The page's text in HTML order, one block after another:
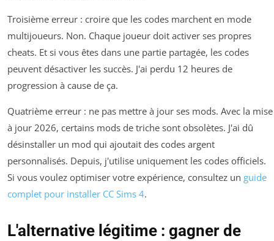
Troisième erreur : croire que les codes marchent en mode
multijoueurs. Non. Chaque joueur doit activer ses propres
cheats. Et si vous êtes dans une partie partagée, les codes
peuvent désactiver les succès. J'ai perdu 12 heures de
progression à cause de ça.
Quatrième erreur : ne pas mettre à jour ses mods. Avec la mise
à jour 2026, certains mods de triche sont obsolètes. J'ai dû
désinstaller un mod qui ajoutait des codes argent
personnalisés. Depuis, j'utilise uniquement les codes officiels.
Si vous voulez optimiser votre expérience, consultez un guide
complet pour installer CC Sims 4.
L'alternative légitime : gagner de